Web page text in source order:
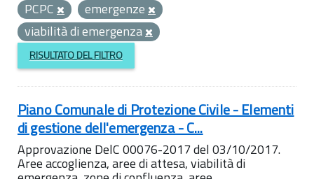
PCPC
emergenze
viabilità di emergenza
RISULTATO DEL FILTRO
Piano Comunale di Protezione Civile - Elementi
di gestione dell'emergenza - C...
Approvazione DelC 00076-2017 del 03/10/2017.
Aree accoglienza, aree di attesa, viabilità di